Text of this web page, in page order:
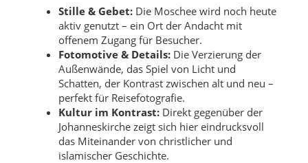
Stille & Gebet: Die Moschee wird noch heute
aktiv genutzt – ein Ort der Andacht mit
offenem Zugang für Besucher.
Fotomotive & Details: Die Verzierung der
Außenwände, das Spiel von Licht und
Schatten, der Kontrast zwischen alt und neu –
perfekt für Reisefotografie.
Kultur im Kontrast: Direkt gegenüber der
Johanneskirche zeigt sich hier eindrucksvoll
das Miteinander von christlicher und
islamischer Geschichte.